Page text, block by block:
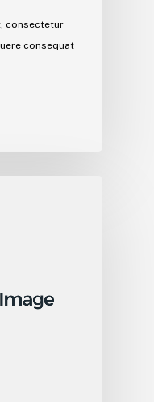
consectetur
consequat